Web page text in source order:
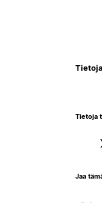
Tietoja
Jaa